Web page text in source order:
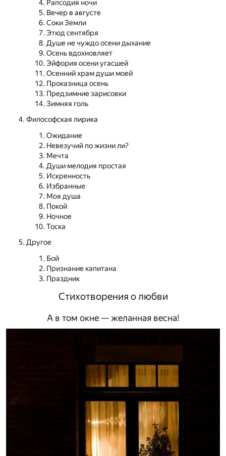
Рапсодия ночи
Вечер в августе
Соки Земли
Этюд сентября
Душе не чуждо осени дыхание
Осень вдохновляет
Эйфория осени угасшей
Осенний храм души моей
Проказница осень
Предзимние зарисовки
Зимняя голь
Философская лирика
Ожидание
Невезучий по жизни ли?
Мечта
Души мелодия простая
Искренность
Избранные
Моя душа
Покой
Ночное
Тоска
Другое
Бой
Признание капитана
Праздник
Стихотворения о любви
А в том окне — желанная весна!